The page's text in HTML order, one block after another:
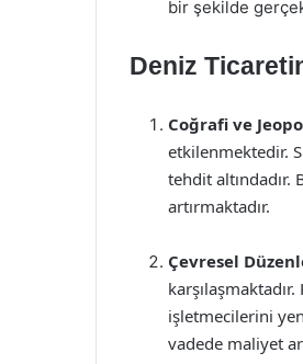
bir şekilde
Deniz
Coğrafi ve
etkilenmektedir.
tehdit
artırmaktadır.
Çevresel
işletmecilerini
vadede maliyet